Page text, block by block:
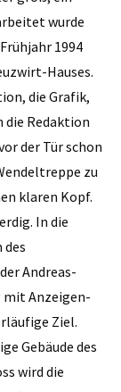
wurde
1994
Hauses.
die Grafik,
die Redaktion
der Tür schon
zu
klaren Kopf.
In die
Andreas-
mit Anzeigen-
Ziel.
Gebäude des
wird die